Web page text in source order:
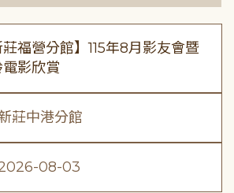
莊福營分館】115年8月影友會暨
電影欣賞
莊中港分館
08-03